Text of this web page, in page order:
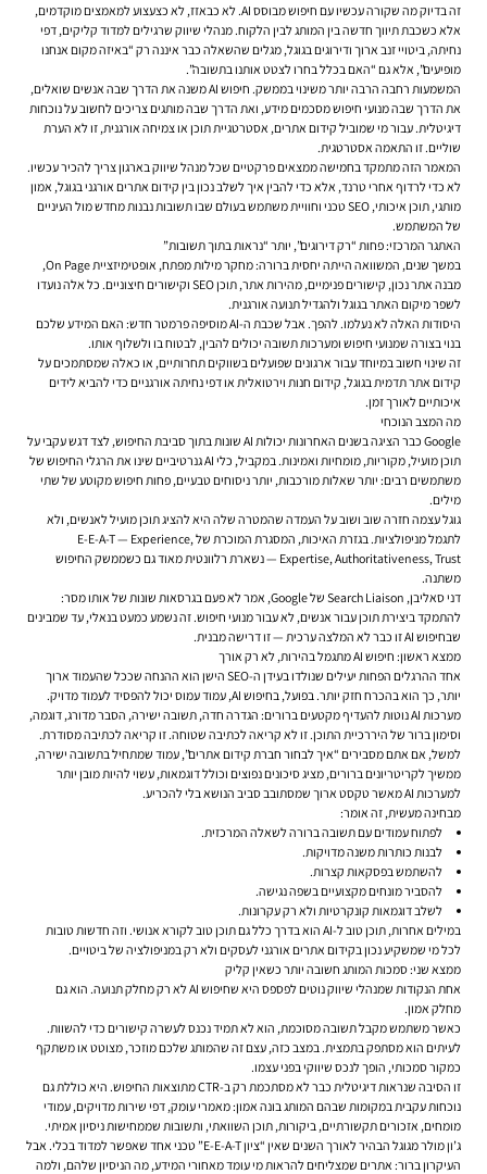
זה בדיוק מה שקורה עכשיו עם חיפוש מבוסס AI. לא כבאזז, לא כצעצוע למאמצים מוקדמים,
אלא כשכבת תיווך חדשה בין המותג לבין הלקוח. מנהלי שיווק שרגילים למדוד קליקים, דפי
נחיתה, ביטויי זנב ארוך ודירוגים בגוגל, מגלים שהשאלה כבר איננה רק “באיזה מקום אנחנו
מופיעים”, אלא גם “האם בכלל בחרו לצטט אותנו בתשובה”.
המשמעות רחבה הרבה יותר משינוי בממשק. חיפוש AI משנה את הדרך שבה אנשים שואלים,
את הדרך שבה מנועי חיפוש מסכמים מידע, ואת הדרך שבה מותגים צריכים לחשוב על נוכחות
דיגיטלית. עבור מי שמוביל קידום אתרים, אסטרטגיית תוכן או צמיחה אורגנית, זו לא הערת
שוליים. זו התאמה אסטרטגית.
המאמר הזה מתמקד בחמישה ממצאים פרקטיים שכל מנהל שיווק בארגון צריך להכיר עכשיו.
לא כדי לרדוף אחרי טרנד, אלא כדי להבין איך לשלב נכון בין קידום אתרים אורגני בגוגל, אמון
מותגי, תוכן איכותי, SEO טכני וחוויית משתמש בעולם שבו תשובות נבנות מחדש מול העיניים
של המשתמש.
האתגר המרכזי: פחות “רק דירוגים”, יותר “נראות בתוך תשובות”
במשך שנים, המשוואה הייתה יחסית ברורה: מחקר מילות מפתח, אופטימיזציית On Page,
מבנה אתר נכון, קישורים פנימיים, מהירות אתר, תוכן SEO וקישורים חיצוניים. כל אלה נועדו
לשפר מיקום האתר בגוגל ולהגדיל תנועה אורגנית.
היסודות האלה לא נעלמו. להפך. אבל שכבת ה-AI מוסיפה פרמטר חדש: האם המידע שלכם
בנוי בצורה שמנועי חיפוש ומערכות תשובה יכולים להבין, לבטוח בו ולשלוף אותו.
זה שינוי חשוב במיוחד עבור ארגונים שפועלים בשווקים תחרותיים, או כאלה שמסתמכים על
קידום אתר תדמית בגוגל, קידום חנות וירטואלית או דפי נחיתה אורגניים כדי להביא לידים
איכותיים לאורך זמן.
מה המצב הנוכחי
Google כבר הציגה בשנים האחרונות יכולות AI שונות בתוך סביבת החיפוש, לצד דגש עקבי על
תוכן מועיל, מקוריות, מומחיות ואמינות. במקביל, כלי AI גנרטיביים שינו את הרגלי החיפוש של
משתמשים רבים: יותר שאלות מורכבות, יותר ניסוחים טבעיים, פחות חיפוש מקוטע של שתי
מילים.
גוגל עצמה חזרה שוב ושוב על העמדה שהמטרה שלה היא להציג תוכן מועיל לאנשים, ולא
לתגמל מניפולציות. בגזרת האיכות, המסגרת המוכרת של E-E-A-T — Experience,
Expertise, Authoritativeness, Trust — נשארת רלוונטית מאוד גם כשממשק החיפוש
משתנה.
דני סאליבן, Search Liaison של Google, אמר לא פעם בגרסאות שונות של אותו מסר:
להתמקד ביצירת תוכן עבור אנשים, לא עבור מנועי חיפוש. זה נשמע כמעט בנאלי, עד שמבינים
שבחיפוש AI זו כבר לא המלצה ערכית — זו דרישה מבנית.
ממצא ראשון: חיפוש AI מתגמל בהירות, לא רק אורך
אחד ההרגלים הפחות יעילים שנולדו בעידן ה-SEO הישן הוא ההנחה שככל שהעמוד ארוך
יותר, כך הוא בהכרח חזק יותר. בפועל, בחיפוש AI, עמוד עמוס יכול להפסיד לעמוד מדויק.
מערכות AI נוטות להעדיף מקטעים ברורים: הגדרה חדה, תשובה ישירה, הסבר מדורג, דוגמה,
וסימון ברור של היררכיית התוכן. זו לא קריאה לכתיבה שטוחה. זו קריאה לכתיבה מסודרת.
למשל, אם אתם מסבירים “איך לבחור חברת קידום אתרים”, עמוד שמתחיל בתשובה ישירה,
ממשיך לקריטריונים ברורים, מציג סיכונים נפוצים וכולל דוגמאות, עשוי להיות מובן יותר
למערכות AI מאשר טקסט ארוך שמסתובב סביב הנושא בלי להכריע.
מבחינה מעשית, זה אומר:
לפתוח עמודים עם תשובה ברורה לשאלה המרכזית.
לבנות כותרות משנה מדויקות.
להשתמש בפסקאות קצרות.
להסביר מונחים מקצועיים בשפה נגישה.
לשלב דוגמאות קונקרטיות ולא רק עקרונות.
במילים אחרות, תוכן טוב ל-AI הוא בדרך כלל גם תוכן טוב לקורא אנושי. וזה חדשות טובות
לכל מי שמשקיע נכון בקידום אתרים אורגני לעסקים ולא רק במניפולציה של ביטויים.
ממצא שני: סמכות המותג חשובה יותר כשאין קליק
אחת הנקודות שמנהלי שיווק נוטים לפספס היא שחיפוש AI לא רק מחלק תנועה. הוא גם
מחלק אמון.
כאשר משתמש מקבל תשובה מסוכמת, הוא לא תמיד נכנס לעשרה קישורים כדי להשוות.
לעיתים הוא מסתפק בתמצית. במצב כזה, עצם זה שהמותג שלכם מוזכר, מצוטט או משתקף
כמקור סמכותי, הופך לנכס שיווקי בפני עצמו.
זו הסיבה שנראות דיגיטלית כבר לא מסתכמת רק ב-CTR מתוצאות החיפוש. היא כוללת גם
נוכחות עקבית במקומות שבהם המותג בונה אמון: מאמרי עומק, דפי שירות מדויקים, עמודי
מומחים, אזכורים תקשורתיים, ביקורות, תוכן השוואתי, ותשובות שממחישות ניסיון אמיתי.
ג’ון מולר מגוגל הבהיר לאורך השנים שאין “ציון E-E-A-T” טכני אחד שאפשר למדוד בכלי. אבל
העיקרון ברור: אתרים שמצליחים להראות מי עומד מאחורי המידע, מה הניסיון שלהם, ולמה